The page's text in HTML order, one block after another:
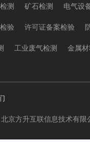
测 矿石检测 电气设
验 许可证备案检验
工业废气检测 金属
京方升互联信息技术有